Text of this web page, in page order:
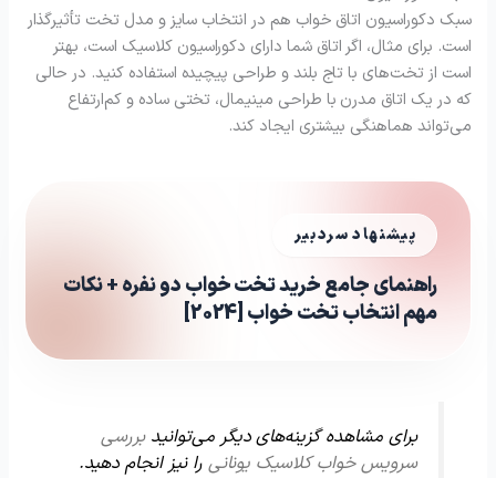
سبک دکوراسیون اتاق خواب هم در انتخاب سایز و مدل تخت تأثیرگذار
است. برای مثال، اگر اتاق شما دارای دکوراسیون کلاسیک است، بهتر
است از تخت‌های با تاج بلند و طراحی پیچیده استفاده کنید. در حالی
که در یک اتاق مدرن با طراحی مینیمال، تختی ساده و کم‌ارتفاع
می‌تواند هماهنگی بیشتری ایجاد کند.
پیشنهاد سردبیر
راهنمای جامع خرید تخت خواب دو نفره + نکات
مهم انتخاب تخت خواب [2024]
برای مشاهده گزینه‌های دیگر می‌توانیدبررسی
سرویس خواب کلاسیک یونانی را نیز انجام دهید.